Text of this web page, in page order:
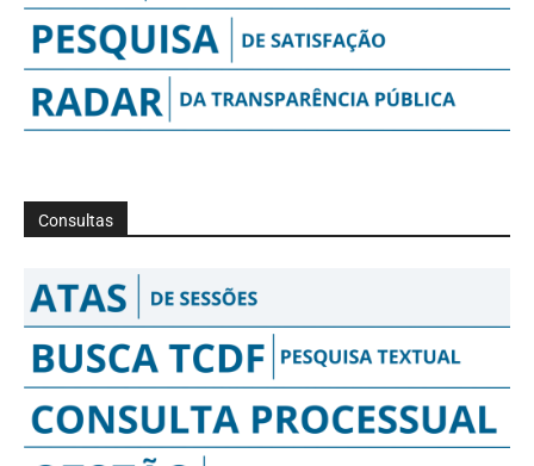
Consultas